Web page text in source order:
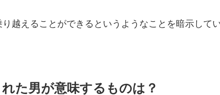
越えることができるというようなことを暗示して
た男が意味するものは？